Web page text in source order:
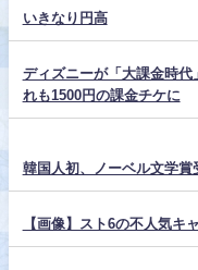
いきなり円高
ディズニーが「大課金時代
れも1500円の課金チケに
韓国人初、ノーベル文学賞
【画像】スト6の不人気キ